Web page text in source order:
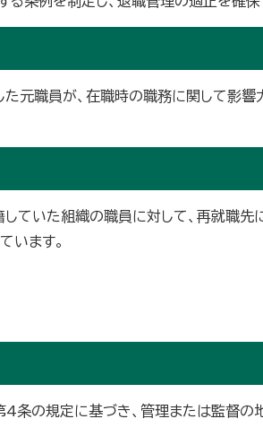
元職員が、在職時の職務に関して影響
ていた組織の職員に対して、再就職先
います。
条の規定に基づき、管理または監督